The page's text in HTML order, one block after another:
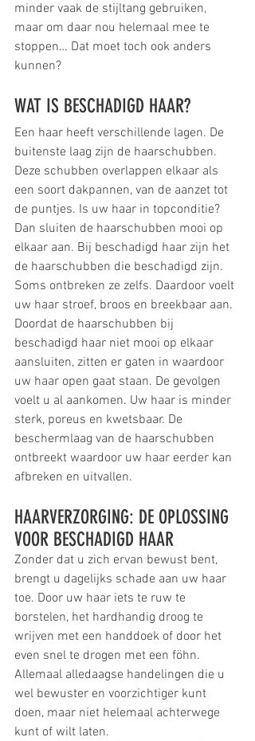
minder vaak de stijltang gebruiken,
maar om daar nou helemaal mee te
stoppen… Dat moet toch ook anders
kunnen?
WAT IS BESCHADIGD HAAR?
Een haar heeft verschillende lagen. De
buitenste laag zijn de haarschubben.
Deze schubben overlappen elkaar als
een soort dakpannen, van de aanzet tot
de puntjes. Is uw haar in topconditie?
Dan sluiten de haarschubben mooi op
elkaar aan. Bij beschadigd haar zijn het
de haarschubben die beschadigd zijn.
Soms ontbreken ze zelfs. Daardoor voelt
uw haar stroef, broos en breekbaar aan.
Doordat de haarschubben bij
beschadigd haar niet mooi op elkaar
aansluiten, zitten er gaten in waardoor
uw haar open gaat staan. De gevolgen
voelt u al aankomen. Uw haar is minder
sterk, poreus en kwetsbaar. De
beschermlaag van de haarschubben
ontbreekt waardoor uw haar eerder kan
afbreken en uitvallen.
HAARVERZORGING: DE OPLOSSING
VOOR BESCHADIGD HAAR
Zonder dat u zich ervan bewust bent,
brengt u dagelijks schade aan uw haar
toe. Door uw haar iets te ruw te
borstelen, het hardhandig droog te
wrijven met een handdoek of door het
even snel te drogen met een föhn.
Allemaal alledaagse handelingen die u
wel bewuster en voorzichtiger kunt
doen, maar niet helemaal achterwege
kunt of wilt laten.